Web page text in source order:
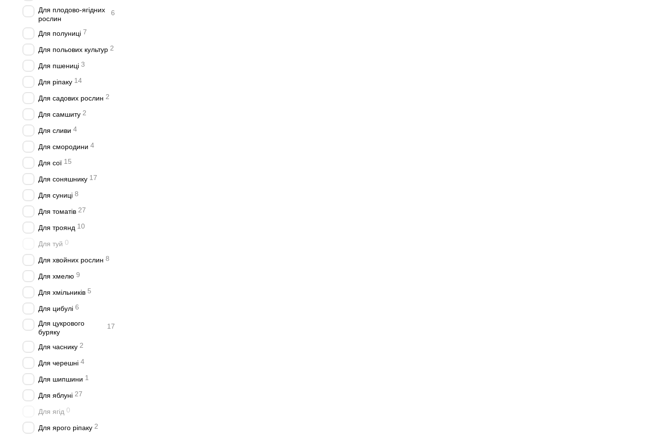
Для плодово-ягідних
рослин
6
Для полуниці 7
Для польових культур 2
Для пшениці 3
Для ріпаку 14
Для садових рослин 2
Для самшиту 2
Для сливи 4
Для смородини 4
Для сої 15
Для соняшнику 17
Для суниці 8
Для томатів 27
Для троянд 10
Для туй 0
Для хвойних рослин 8
Для хмелю 9
Для хмільників 5
Для цибулі 6
Для цукрового
буряку
17
Для часнику 2
Для черешні 4
Для шипшини 1
Для яблуні 27
Для ягід 0
Для ярого ріпаку 2